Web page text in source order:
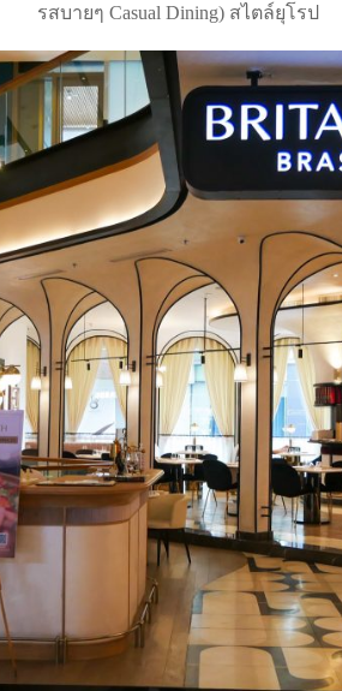
รสบายๆ Casual Dining) สไตล์ยุโรป